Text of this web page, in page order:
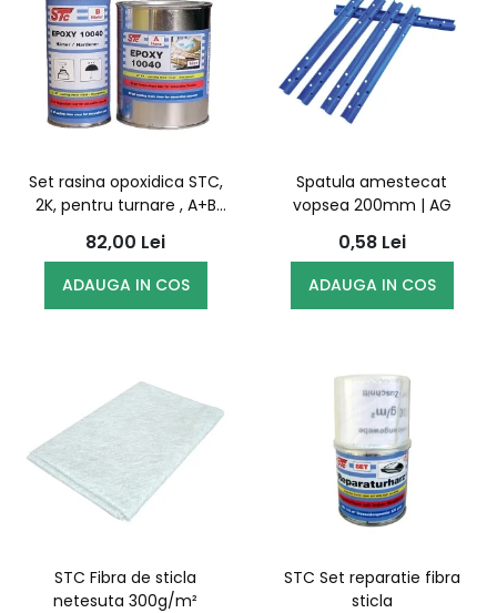
Set rasina opoxidica STC,
2K, pentru turnare , A+B
0.504Kg - 10040
82,00 Lei
ADAUGA IN COS
Spatula amestecat
vopsea 200mm | AG
0,58 Lei
ADAUGA IN COS
STC Fibra de sticla
netesuta 300g/m²
STC Set reparatie fibra
sticla